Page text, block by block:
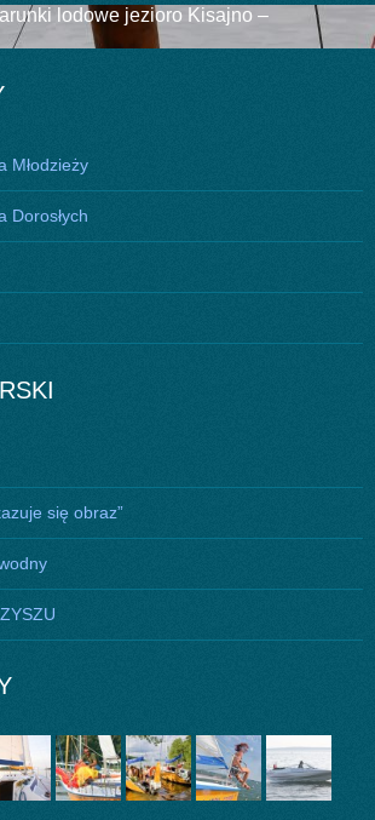
lodowe jezioro Kisajno –
Młodzieży
Dorosłych
się obraz”